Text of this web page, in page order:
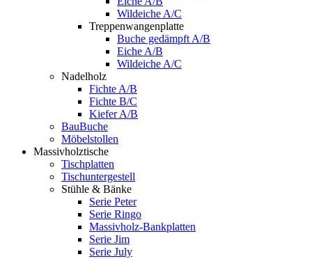
Wildeiche A/C
Treppenwangenplatte
Buche gedämpft A/B
Eiche A/B
Wildeiche A/C
Nadelholz
Fichte A/B
Fichte B/C
Kiefer A/B
BauBuche
Möbelstollen
Massivholztische
Tischplatten
Tischuntergestell
Stühle & Bänke
Serie Peter
Serie Ringo
Massivholz-Bankplatten
Serie Jim
Serie July